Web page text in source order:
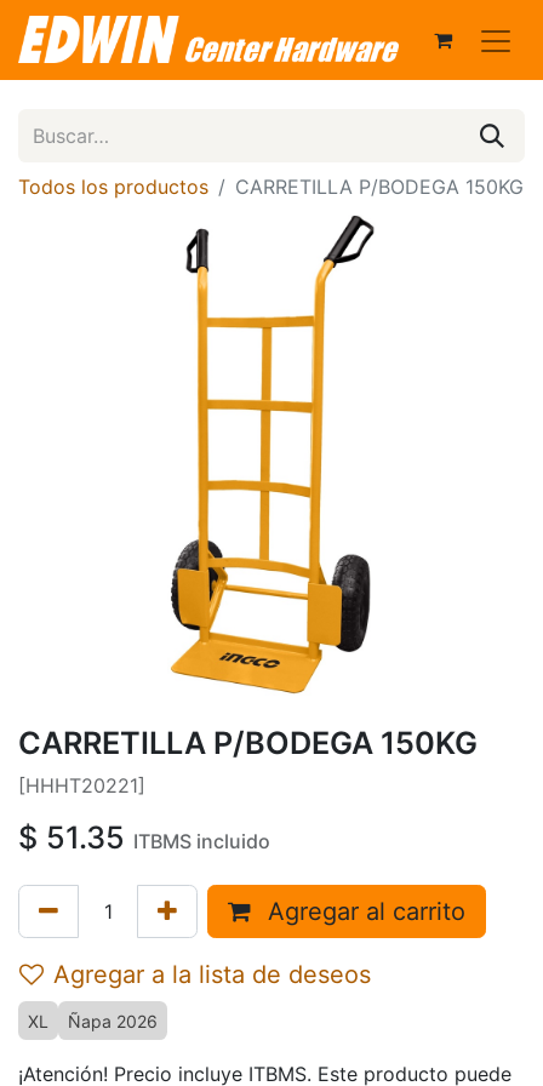
Todos los productos CARRETILLA P/BODEGA 150KG
CARRETILLA P/BODEGA 150KG
[HHHT20221]
$ 51.35 ITBMS incluido
Agregar al carrito
Agregar a la lista de deseos
XL Ñapa 2026
¡Atención! Precio incluye ITBMS. Este producto puede